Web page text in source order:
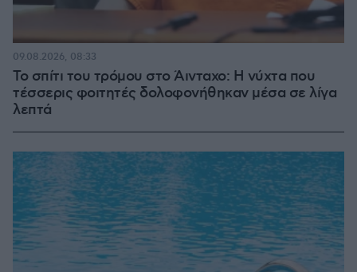
Το σπίτι του τρόμου στο Άινταχο: Η νύχτα που
τέσσερις φοιτητές δολοφονήθηκαν μέσα σε λίγα
λεπτά
09.08.2026, 08:33